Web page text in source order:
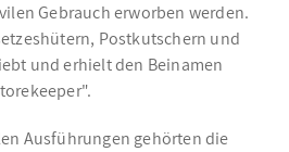
Gebrauch erworben werden.
Postkutschern und
und erhielt den Beinamen
Ausführungen gehörten die